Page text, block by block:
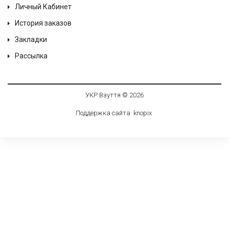
Личный Кабинет
История заказов
Закладки
Рассылка
УКР Взуття © 2026
Поддержка сайта knopix